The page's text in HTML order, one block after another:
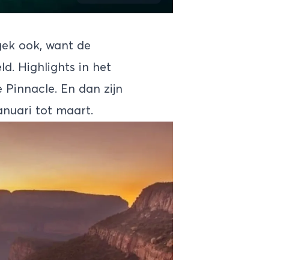
ook, want de
Highlights in het
Pinnacle. En dan zijn
tot maart.